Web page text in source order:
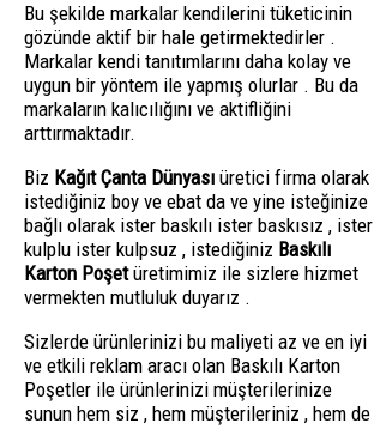
Bu şekilde markalar kendilerini tüketicinin
gözünde aktif bir hale getirmektedirler .
Markalar kendi tanıtımlarını daha kolay ve
uygun bir yöntem ile yapmış olurlar . Bu da
markaların kalıcılığını ve aktifliğini
arttırmaktadır.
Biz Kağıt Çanta Dünyası üretici firma olarak
istediğiniz boy ve ebat da ve yine isteğinize
bağlı olarak ister baskılı ister baskısız , ister
kulplu ister kulpsuz , istediğiniz Baskılı
Karton Poşetüretimimiz ile sizlere hizmet
vermekten mutluluk duyarız .
Sizlerde ürünlerinizi bu maliyeti az ve en iyi
ve etkili reklam aracı olan Baskılı Karton
Poşetler ile ürünlerinizi müşterilerinize
sunun hem siz , hem müşterileriniz , hem de